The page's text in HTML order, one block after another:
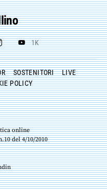
1K
SOSTENITORI
LIVE
POLICY
online
del 4/10/2010